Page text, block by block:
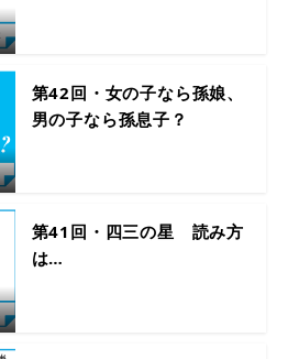
第42回・女の子なら孫娘、
男の子なら孫息子？
第41回・四三の星 読み方
は…